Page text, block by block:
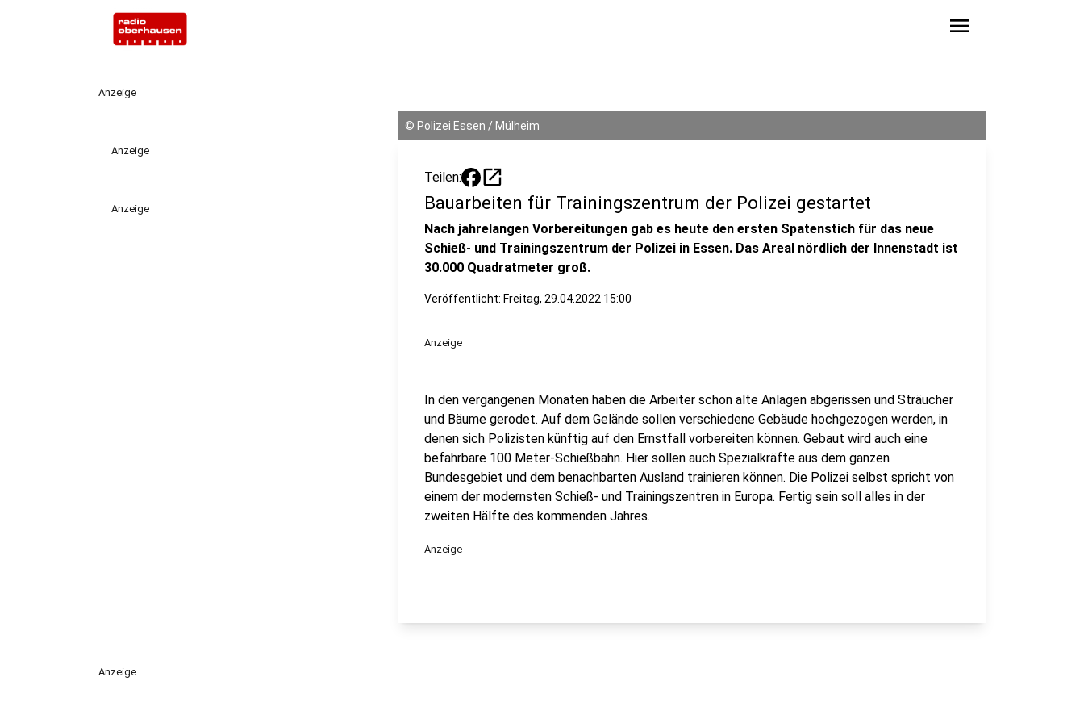
menu
Anzeige
Anzeige
Anzeige
© Polizei Essen / Mülheim
Teilen: open_in_new
Bauarbeiten für Trainingszentrum der Polizei gestartet
Nach jahrelangen Vorbereitungen gab es heute den ersten Spatenstich für das neue
Schieß- und Trainingszentrum der Polizei in Essen. Das Areal nördlich der Innenstadt ist
30.000 Quadratmeter groß.
Veröffentlicht: Freitag, 29.04.2022 15:00
Anzeige
In den vergangenen Monaten haben die Arbeiter schon alte Anlagen abgerissen und Sträucher
und Bäume gerodet. Auf dem Gelände sollen verschiedene Gebäude hochgezogen werden, in
denen sich Polizisten künftig auf den Ernstfall vorbereiten können. Gebaut wird auch eine
befahrbare 100 Meter-Schießbahn. Hier sollen auch Spezialkräfte aus dem ganzen
Bundesgebiet und dem benachbarten Ausland trainieren können. Die Polizei selbst spricht von
einem der modernsten Schieß- und Trainingszentren in Europa. Fertig sein soll alles in der
zweiten Hälfte des kommenden Jahres.
Anzeige
Anzeige